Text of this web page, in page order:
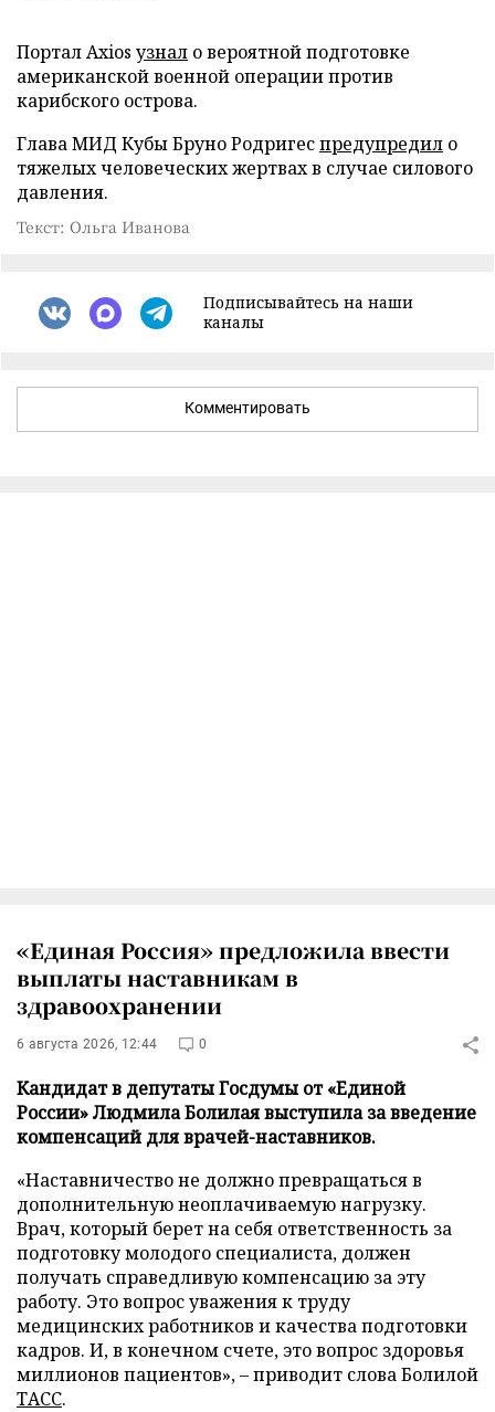
Портал Axios узнал о вероятной подготовке
американской военной операции против
карибского острова.
Глава МИД Кубы Бруно Родригеспредупредил о
тяжелых человеческих жертвах в случае силового
давления.
Текст: Ольга Иванова
Подписывайтесь на наши
каналы
Комментировать
«Единая Россия» предложила ввести
выплаты наставникам в
здравоохранении
6 августа 2026, 12:44 0
Кандидат в депутаты Госдумы от «Единой
России» Людмила Болилая выступила за введение
компенсаций для врачей-наставников.
«Наставничество не должно превращаться в
дополнительную неоплачиваемую нагрузку.
Врач, который берет на себя ответственность за
подготовку молодого специалиста, должен
получать справедливую компенсацию за эту
работу. Это вопрос уважения к труду
медицинских работников и качества подготовки
кадров. И, в конечном счете, это вопрос здоровья
миллионов пациентов», – приводит слова Болилой
ТАСС.